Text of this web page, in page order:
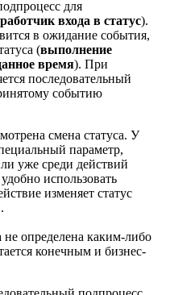
для
входа в статус).
в ожидание события,
(выполнение
время). При
последовательный
событию
смена статуса. У
параметр,
уже среди действий
использовать
изменяет статус
не определена каким-либо
конечным и бизнес-